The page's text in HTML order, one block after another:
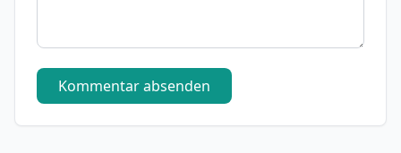
Kommentar absenden